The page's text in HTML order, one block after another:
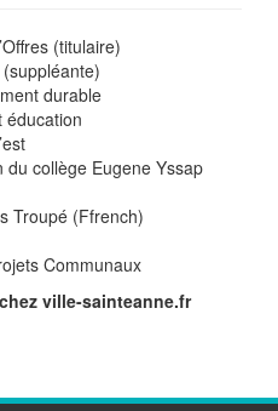
(titulaire)
durable
éducation
du collège Eugene Yssap
Troupé (Ffrench)
Communaux
chez ville-sainteanne.fr